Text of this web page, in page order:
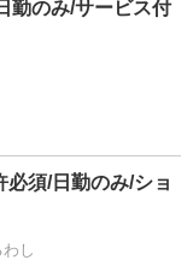
勤のみ/サービス付
必須/日勤のみ/ショ
し